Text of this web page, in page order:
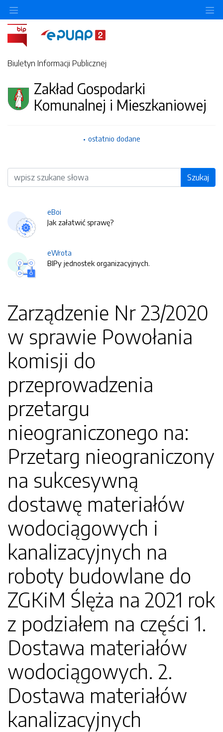
Biuletyn Informacji Publicznej
Zakład Gospodarki
Komunalnej i Mieszkaniowej
ostatnio dodane
Wyszukiwarka Szukaj
eBoi
Jak załatwić sprawę?
eWrota
BIPy jednostek organizacyjnych.
Zarządzenie Nr 23/2020
w sprawie Powołania
komisji do
przeprowadzenia
przetargu
nieograniczonego na:
Przetarg nieograniczony
na sukcesywną
dostawę materiałów
wodociągowych i
kanalizacyjnych na
roboty budowlane do
ZGKiM Ślęża na 2021 rok
z podziałem na części 1.
Dostawa materiałów
wodociągowych. 2.
Dostawa materiałów
kanalizacyjnych